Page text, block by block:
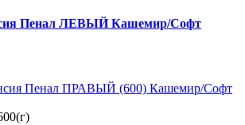
Пенал ЛЕВЫЙ Кашемир/Софт